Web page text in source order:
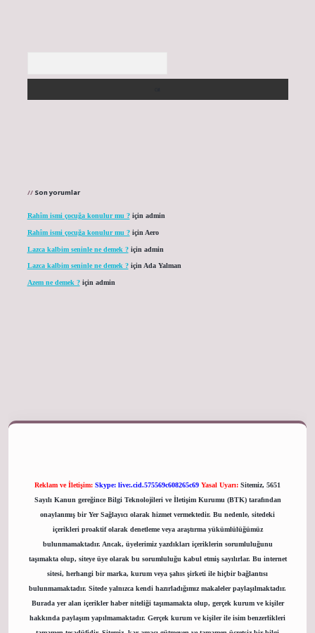
Son yorumlar
Rahîm ismi çocuğa konulur mu ?için admin
Rahîm ismi çocuğa konulur mu ?için Aero
Lazca kalbim seninle ne demek ?için admin
Lazca kalbim seninle ne demek ?için Ada Yalman
Azem ne demek ?için admin
Reklam ve İletişim: Skype: live:.cid.575569c608265c69 Yasal Uyarı: Sitemiz, 5651
Sayılı Kanun gereğince Bilgi Teknolojileri ve İletişim Kurumu (BTK) tarafından
onaylanmış bir Yer Sağlayıcı olarak hizmet vermektedir. Bu nedenle, sitedeki
içerikleri proaktif olarak denetleme veya araştırma yükümlülüğümüz
bulunmamaktadır. Ancak, üyelerimiz yazdıkları içeriklerin sorumluluğunu
taşımakta olup, siteye üye olarak bu sorumluluğu kabul etmiş sayılırlar. Bu internet
sitesi, herhangi bir marka, kurum veya şahıs şirketi ile hiçbir bağlantısı
bulunmamaktadır. Sitede yalnızca kendi hazırladığımız makaleler paylaşılmaktadır.
Burada yer alan içerikler haber niteliği taşımamakta olup, gerçek kurum ve kişiler
hakkında paylaşım yapılmamaktadır. Gerçek kurum ve kişiler ile isim benzerlikleri